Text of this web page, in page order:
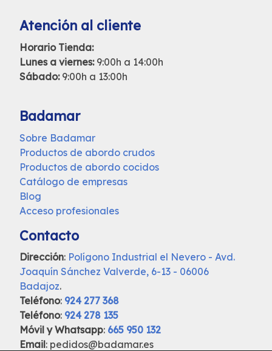
Atención al cliente
Horario Tienda:
Lunes a viernes:9:00h a 14:00h
Sábado: 9:00h a 13:00h
Badamar
Sobre Badamar
Productos de abordo crudos
Productos de abordo cocidos
Catálogo de empresas
Blog
Acceso profesionales
Contacto
Dirección: Polígono Industrial el Nevero - Avd.
Joaquín Sánchez Valverde, 6-13 - 06006
Badajoz.
Teléfono: 924 277 368
Teléfono: 924 278 135
Móvil y Whatsapp: 665 950 132
Email: pedidos@badamar.es